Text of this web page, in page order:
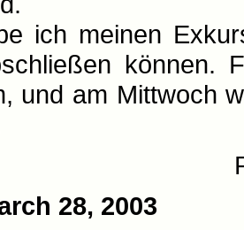
ich meinen
können.
und am Mittwoch
28, 2003